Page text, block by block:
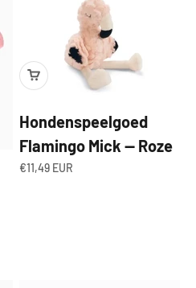
Hondenspeelgoed
Flamingo Mick — Roze
Aanbiedingsprijs
€11,49 EUR